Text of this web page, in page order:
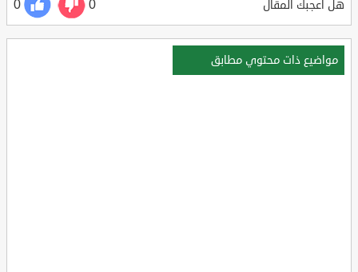
هل أعجبك المقال 0
0
مواضيع ذات محتوي مطابق